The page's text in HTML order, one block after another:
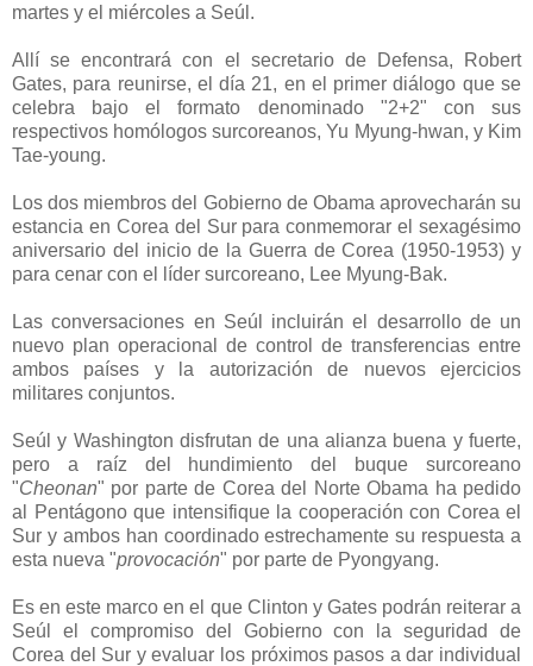
martes y el miércoles a Seúl.
Allí se encontrará con el secretario de Defensa, Robert
Gates, para reunirse, el día 21, en el primer diálogo que se
celebra bajo el formato denominado "2+2" con sus
respectivos homólogos surcoreanos, Yu Myung-hwan, y Kim
Tae-young.
Los dos miembros del Gobierno de Obama aprovecharán su
estancia en Corea del Sur para conmemorar el sexagésimo
aniversario del inicio de la Guerra de Corea (1950-1953) y
para cenar con el líder surcoreano, Lee Myung-Bak.
Las conversaciones en Seúl incluirán el desarrollo de un
nuevo plan operacional de control de transferencias entre
ambos países y la autorización de nuevos ejercicios
militares conjuntos.
Seúl y Washington disfrutan de una alianza buena y fuerte,
pero a raíz del hundimiento del buque surcoreano
"Cheonan" por parte de Corea del Norte Obama ha pedido
al Pentágono que intensifique la cooperación con Corea el
Sur y ambos han coordinado estrechamente su respuesta a
esta nueva "provocación" por parte de Pyongyang.
Es en este marco en el que Clinton y Gates podrán reiterar a
Seúl el compromiso del Gobierno con la seguridad de
Corea del Sur y evaluar los próximos pasos a dar individual